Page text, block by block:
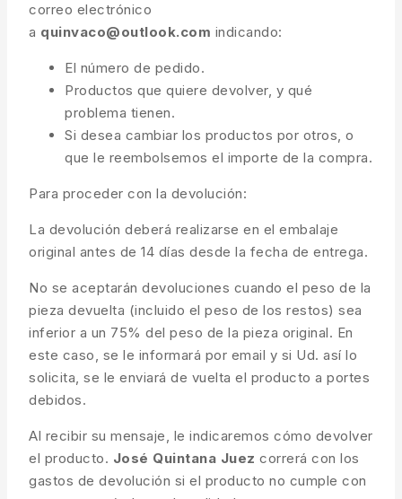
correo electrónico
a quinvaco@outlook.com indicando:
El número de pedido.
Productos que quiere devolver, y qué
problema tienen.
Si desea cambiar los productos por otros, o
que le reembolsemos el importe de la compra.
Para proceder con la devolución:
La devolución deberá realizarse en el embalaje
original antes de 14 días desde la fecha de entrega.
No se aceptarán devoluciones cuando el peso de la
pieza devuelta (incluido el peso de los restos) sea
inferior a un 75% del peso de la pieza original. En
este caso, se le informará por email y si Ud. así lo
solicita, se le enviará de vuelta el producto a portes
debidos.
Al recibir su mensaje, le indicaremos cómo devolver
el producto. José Quintana Juez correrá con los
gastos de devolución si el producto no cumple con